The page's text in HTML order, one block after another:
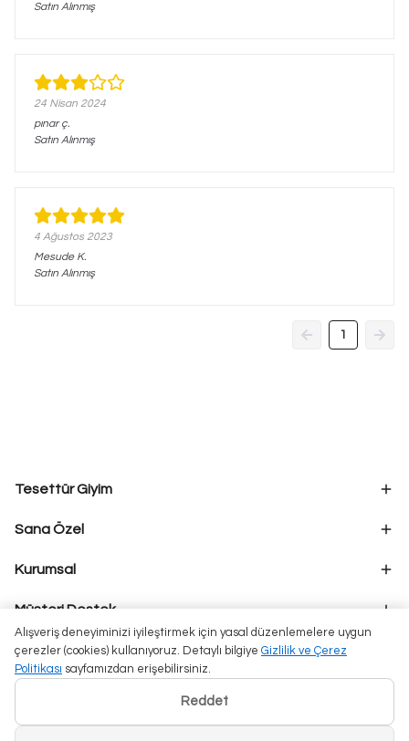
Alışveriş deneyiminizi iyileştirmek için yasal düzenlemelere uygun
çerezler (cookies) kullanıyoruz. Detaylı bilgiye Gizlilik ve Çerez
Politikası sayfamızdan erişebilirsiniz.
Reddet
Satın Alınmış
24 Nisan 2024
pınar ç.
Satın Alınmış
4 Ağustos 2023
Mesude K.
Satın Alınmış
1
Tesettür Giyim
Sana Özel
Kurumsal
Müşteri Destek